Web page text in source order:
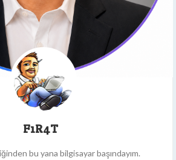
F1R4T
bu yana bilgisayar başındayım.